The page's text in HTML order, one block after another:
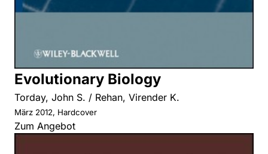
Evolutionary Biology
Torday, John S. / Rehan, Virender K.
März 2012, Hardcover
Zum Angebot